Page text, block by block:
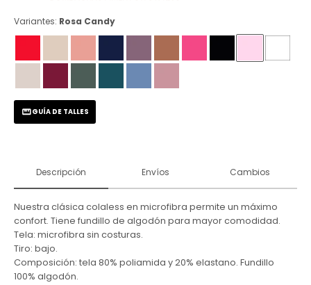
Variantes: Rosa Candy
GUÍA DE TALLES
Descripción Envíos Cambios
Nuestra clásica colaless en microfibra permite un máximo
confort. Tiene fundillo de algodón para mayor comodidad.
Tela: microfibra sin costuras.
Tiro: bajo.
Composición: tela 80% poliamida y 20% elastano. Fundillo
100% algodón.